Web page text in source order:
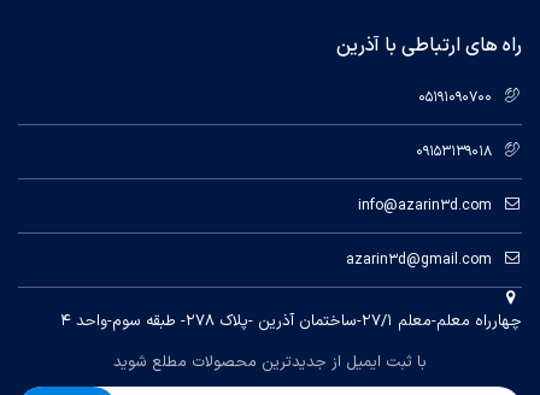
راه های ارتباطی با آذرین
05191090700
09153139018
info@azarin3d.com
azarin3d@gmail.com
چهارراه معلم-معلم ۲۷/۱-ساختمان آذرین -پلاک ۲۷۸- طبقه سوم-واحد ۴
با ثبت ایمیل از جدیدترین محصولات مطلع شوید